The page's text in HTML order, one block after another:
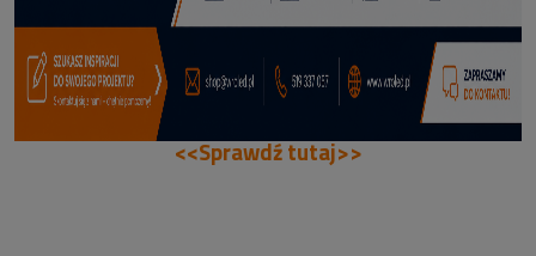
<<Sprawdź tutaj>>